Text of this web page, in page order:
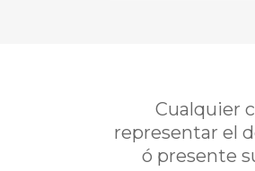
Cualquier
representar el
ó presente